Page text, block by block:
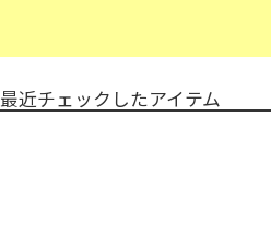
最近チェックしたアイテム